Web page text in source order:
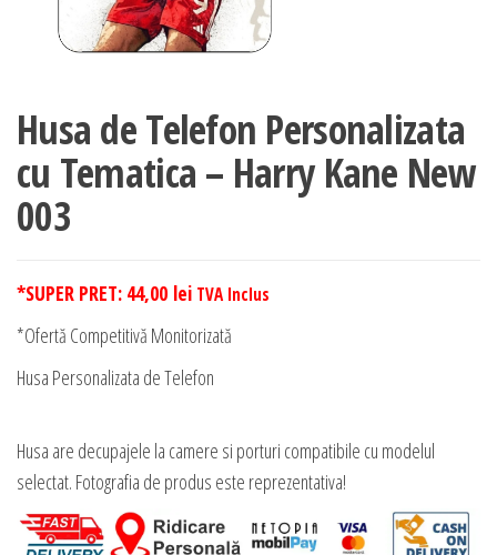
Husa de Telefon Personalizata
cu Tematica – Harry Kane New
003
*SUPER PRET: 44,00 lei TVA Inclus
*Ofertă Competitivă Monitorizată
Husa Personalizata de Telefon
Husa are decupajele la camere si porturi compatibile cu modelul
selectat. Fotografia de produs este reprezentativa!